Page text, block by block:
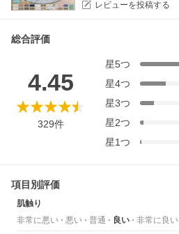
レビューを投稿する
総合評価
4.45
329件
星5つ
星4つ
星3つ
星2つ
星1つ
項目別評価
肌触り
非常に悪い
悪い 普通 良い 非常に良い